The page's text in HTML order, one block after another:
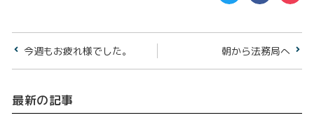
今週もお疲れ様でした。 朝から法務局へ
最新の記事